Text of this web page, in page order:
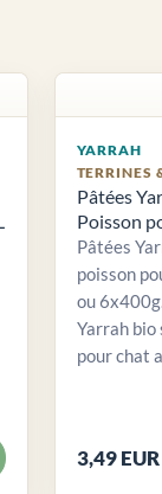
YARRAH
TERRINES
Pâtées
Poisson
Pâtées
poisson
ou
Yarrah bio
pour chat
3,49 EUR